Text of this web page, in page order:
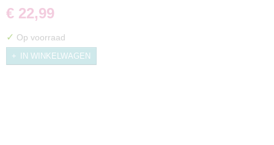
€ 22,99
✓ Op voorraad
IN WINKELWAGEN